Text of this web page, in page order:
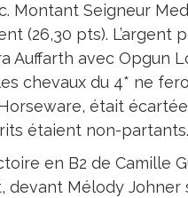
Montant Seigneur
(26,30 pts). L’argent
Auffarth avec Opgun
chevaux du 4* ne
était
étaient non-partants.
en B2 de Camille
devant Mélody Johner